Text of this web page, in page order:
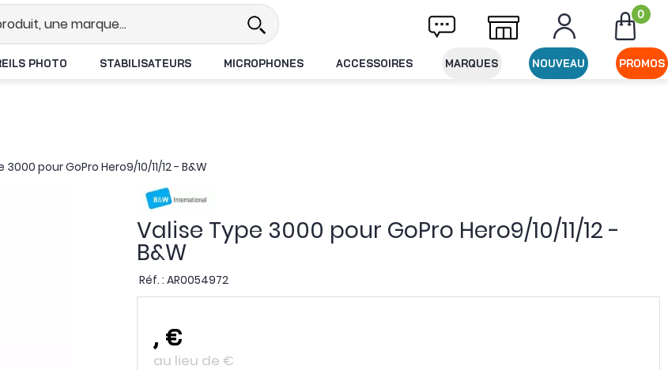
Livraison offerte dès 49€ d'achat 0
PHOTO STABILISATEURS MICROPHONES ACCESSOIRES MARQUES NOUVEAU PROMOS
pour GoPro Hero9/10/11/12 - B&W
Valise Type 3000 pour GoPro Hero9/10/11/12 -
B&W
Réf. : AR0054972
, €
au lieu de €